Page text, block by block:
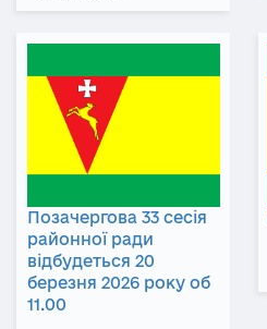
Позачергова 33 сесія
районної ради
відбудеться 20
березня 2026 року об
11.00